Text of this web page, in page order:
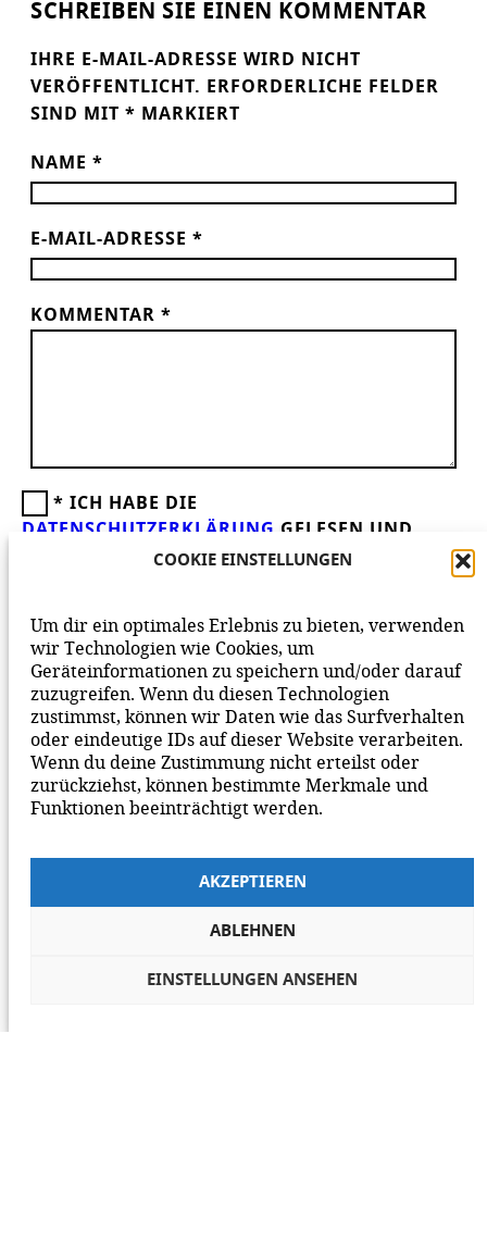
COOKIE EINSTELLUNGEN
Um dir ein optimales Erlebnis zu bieten, verwenden
wir Technologien wie Cookies, um
Geräteinformationen zu speichern und/oder darauf
zuzugreifen. Wenn du diesen Technologien
zustimmst, können wir Daten wie das Surfverhalten
oder eindeutige IDs auf dieser Website verarbeiten.
Wenn du deine Zustimmung nicht erteilst oder
zurückziehst, können bestimmte Merkmale und
Funktionen beeinträchtigt werden.
AKZEPTIEREN
ABLEHNEN
EINSTELLUNGEN ANSEHEN
SCHREIBEN SIE EINEN KOMMENTAR
IHRE E-MAIL-ADRESSE WIRD NICHT
VERÖFFENTLICHT.
ERFORDERLICHE FELDER
SIND MIT * MARKIERT
NAME *
E-MAIL-ADRESSE *
KOMMENTAR *
* ICH HABE DIE
DATENSCHUTZERKLÄRUNG GELESEN UND
AKZEPTIERE DIESE.WIR FREUEN UNS ÜBER
MITEINANDER AUF UNSERER SEITE.